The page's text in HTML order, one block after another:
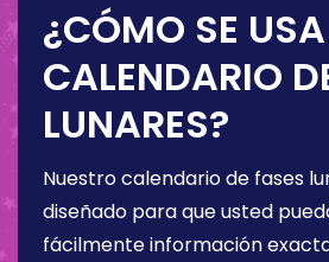
¿CÓMO SE USA
CALENDARIO
LUNARES?
Nuestro calendario de fases
diseñado para que usted
fácilmente información